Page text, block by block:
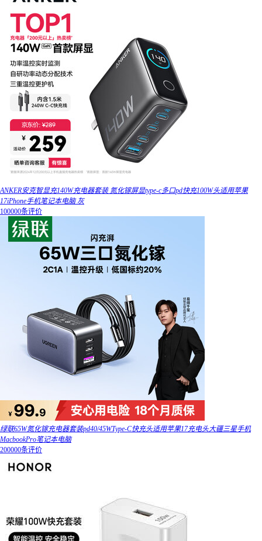
ANKER安克智显充140W充电器套装 氮化镓屏显type-c多口pd快充100W头适用苹果
17iPhone手机笔记本电脑 灰
100000条评价
绿联65W氮化镓充电器套装pd40/45WType-C快充头适用苹果17充电头大疆三星手机
MacbookPro笔记本电脑
200000条评价